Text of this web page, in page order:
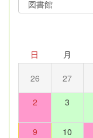
日 月
26 27
2 3
9 10